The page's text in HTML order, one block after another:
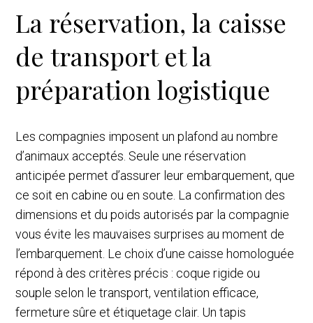
La réservation, la caisse
de transport et la
préparation logistique
Les compagnies imposent un plafond au nombre
d’animaux acceptés. Seule une réservation
anticipée permet d’assurer leur embarquement, que
ce soit en cabine ou en soute. La confirmation des
dimensions et du poids autorisés par la compagnie
vous évite les mauvaises surprises au moment de
l’embarquement. Le choix d’une caisse homologuée
répond à des critères précis : coque rigide ou
souple selon le transport, ventilation efficace,
fermeture sûre et étiquetage clair. Un tapis